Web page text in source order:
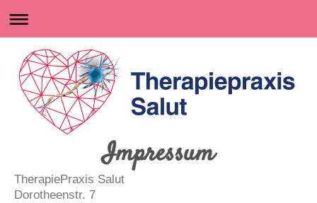
Impressum
TherapiePraxis Salut
Dorotheenstr. 7